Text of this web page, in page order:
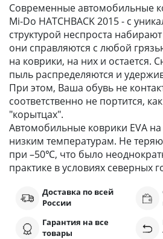
Современные автомобильные
Mi-Do HATCHBACK 2015 - с
структурой неспроста
они справляются с любой
на коврики, на них и остается.
пыль распределяются и
При этом, Ваша обувь не
соответственно не портится,
"корытцах".
Автомобильные коврики EVA
низким температурам. Не
при –50℃, что было
практике в условиях северных
Доставка по всей
России
Гарантия на все
товары